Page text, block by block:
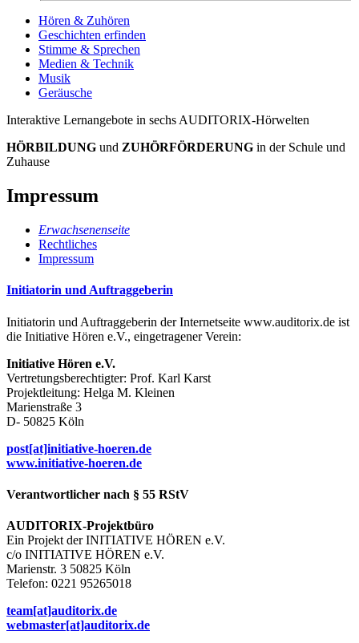
Hören & Zuhören
Geschichten erfinden
Stimme & Sprechen
Medien & Technik
Musik
Geräusche
Interaktive Lernangebote in sechs AUDITORIX-Hörwelten
HÖRBILDUNG und ZUHÖRFÖRDERUNG in der Schule und
Zuhause
Impressum
Erwachsenenseite
Rechtliches
Impressum
Initiatorin und Auftraggeberin
Initiatorin und Auftraggeberin der Internetseite www.auditorix.de ist
die Initiative Hören e.V., eingetragener Verein:
Initiative Hören e.V.
Vertretungsberechtigter: Prof. Karl Karst
Projektleitung: Helga M. Kleinen
Marienstraße 3
D- 50825 Köln
post[at]initiative-hoeren.de
www.initiative-hoeren.de
Verantwortlicher nach § 55 RStV
AUDITORIX-Projektbüro
Ein Projekt der INITIATIVE HÖREN e.V.
c/o INITIATIVE HÖREN e.V.
Marienstr. 3 50825 Köln
Telefon: 0221 95265018
team[at]auditorix.de
webmaster[at]auditorix.de